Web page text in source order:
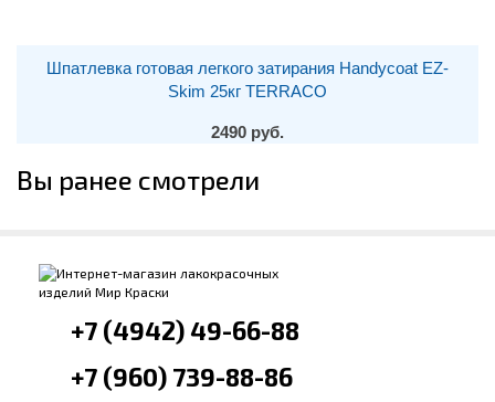
Шпатлевка готовая легкого затирания Нandycoat EZ-
Skim 25кг TERRACO
2490 руб.
Вы ранее смотрели
+7 (4942) 49-66-88
+7 (960) 739-88-86